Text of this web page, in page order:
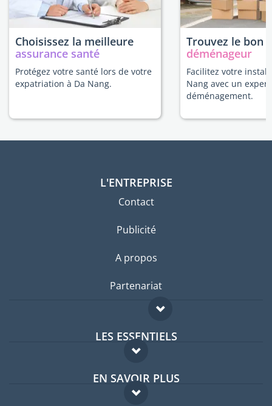
Choisissez la meilleure
assurance santé
Protégez votre santé lors de votre
expatriation à Da Nang.
Trouvez le bon
déménageur
Facilitez votre
Nang avec un
déménagement.
L'ENTREPRISE
Contact
Publicité
A propos
Partenariat
LES ESSENTIELS
Forum expatriés
Guides pays
EN SAVOIR PLUS
FAQ